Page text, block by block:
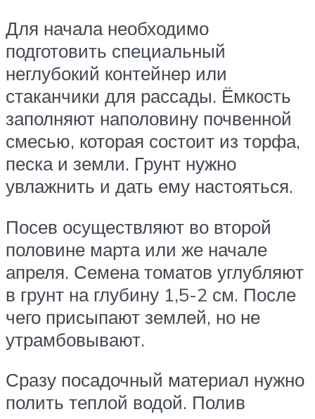
Для начала необходимо
подготовить специальный
неглубокий контейнер или
стаканчики для рассады. Ёмкость
заполняют наполовину почвенной
смесью, которая состоит из торфа,
песка и земли. Грунт нужно
увлажнить и дать ему настояться.
Посев осуществляют во второй
половине марта или же начале
апреля. Семена томатов углубляют
в грунт на глубину 1,5-2 см. После
чего присыпают землей, но не
утрамбовывают.
Сразу посадочный материал нужно
полить теплой водой. Полив